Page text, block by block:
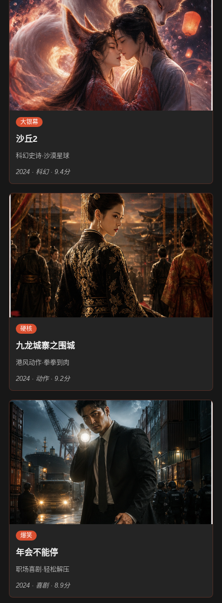
大银幕
沙丘2
科幻史诗·沙漠星球
2024 · 科幻 · 9.4分
硬核
九龙城寨之围城
港风动作·拳拳到肉
2024 · 动作 · 9.2分
爆笑
年会不能停
职场喜剧·轻松解压
2024 · 喜剧 · 8.9分